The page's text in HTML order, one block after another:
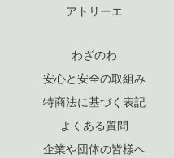
アトリーエ
わざのわ
安心と安全の取組み
特商法に基づく表記
よくある質問
企業や団体の皆様へ